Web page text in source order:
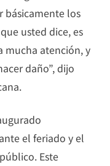
básicamente los
usted dice, es
mucha atención, y
daño”, dijo
el feriado y el
Este